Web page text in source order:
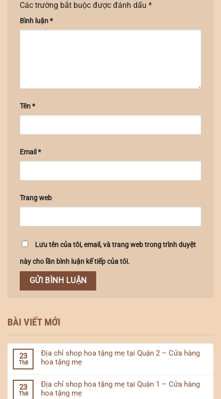
Các trường bắt buộc được đánh dấu *
Bình luận*
Tên*
Email *
Trang web
Lưu tên của tôi, email, và trang web trong trình duyệt
này cho lần bình luận kế tiếp của tôi.
BÀI VIẾT MỚI
23
Th8
Địa chỉ shop hoa tặng mẹ tại Quận 2 – Cửa hàng
hoa tặng mẹ
23
Th8
Địa chỉ shop hoa tặng mẹ tại Quận 1 – Cửa hàng
hoa tặng mẹ